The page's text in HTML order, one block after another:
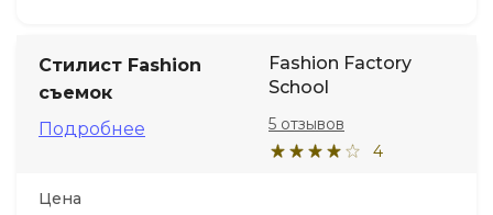
Стилист Fashion
съемок
Подробнее
Fashion Factory
School
4
5 отзывов
Цена